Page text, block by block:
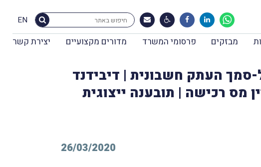
EN
מבזקים פרסומי המשרד מדורים מקצועיים יצירת קשר
סמך העתק חשבונית | דיבידנד
מס רכישה | תובענה ייצוגית
26/03/2020